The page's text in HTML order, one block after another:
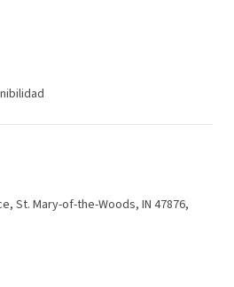
St. Mary-of-the-Woods, IN 47876,